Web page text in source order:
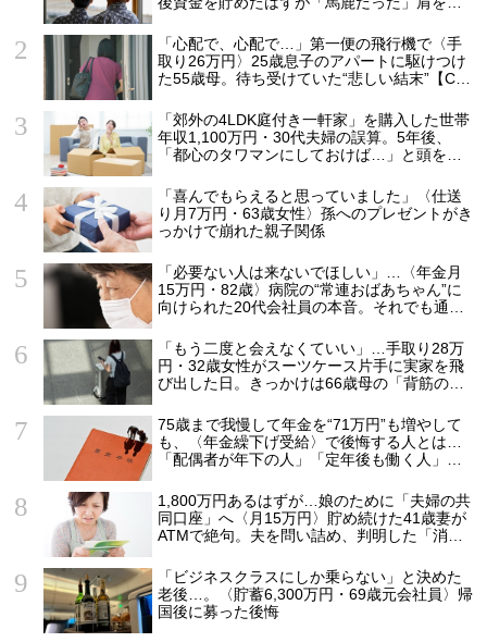
「心配で、心配で…」第一便の飛行機で〈手
取り26万円〉25歳息子のアパートに駆けつけ
た55歳母。待ち受けていた“悲しい結末”【CFP
「郊外の4LDK庭付き一軒家」を購入した世帯
年収1,100万円・30代夫婦の誤算。5年後、
「都心のタワマンにしておけば…」と頭を抱
「喜んでもらえると思っていました」〈仕送
り月7万円・63歳女性〉孫へのプレゼントがき
っかけで崩れた親子関係
「必要ない人は来ないでほしい」…〈年金月
15万円・82歳〉病院の“常連おばあちゃん”に
向けられた20代会社員の本音。それでも通い
「もう二度と会えなくていい」…手取り28万
円・32歳女性がスーツケース片手に実家を飛
び出した日。きっかけは66歳母の「背筋の凍
75歳まで我慢して年金を“71万円”も増やして
も、〈年金繰下げ受給〉で後悔する人とは…
「配偶者が年下の人」「定年後も働く人」
説】
1,800万円あるはずが…娘のために「夫婦の共
同口座」へ〈月15万円〉貯め続けた41歳妻が
ATMで絶句。夫を問い詰め、判明した「消え
「ビジネスクラスにしか乗らない」と決めた
老後…。〈貯蓄6,300万円・69歳元会社員〉帰
国後に募った後悔